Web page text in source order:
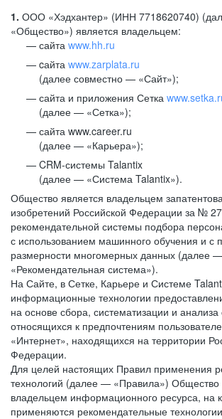
1. ООО «Хэдхантер» (ИНН 7718620740)
«Общество») является владельцем:
сайта www.hh.ru
cайта www.zarplata.ru
(далее совместно — «Сайт»);
сайта и приложения Сетка
(далее — «Сетка»);
сайта www.career.ru
(далее — «Карьера»);
CRM-системы Talantix
(далее — «Система Talantix»).
Общество является владельцем
изобретений Российской Федерации за №
рекомендательной системы подбора
с использованием машинного обучения и с
размерности многомерных данных (далее —
«Рекомендательная система»).
На Сайте, в Сетке, Карьере и Системе
информационные технологии
на основе сбора, систематизации и анализа
относящихся к предпочтениям
«Интернет», находящихся на территории
Федерации.
Для целей настоящих Правил применения
технологий (далее — «Правила») Общество
владельцем информационного ресурса, на
применяются рекомендательные